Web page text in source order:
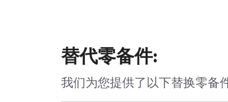
替代零备件:
我们为您提供了以下替换零备